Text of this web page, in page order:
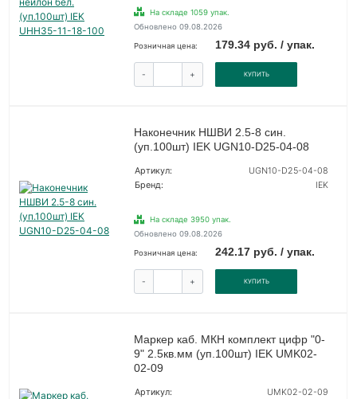
На складе 1059 упак.
Обновлено 09.08.2026
Розничная цена: 179.34 руб. / упак.
- + КУПИТЬ
Наконечник НШВИ 2.5-8 син.
(уп.100шт) IEK UGN10-D25-04-08
Артикул:
UGN10-D25-04-08
Бренд:
IEK
На складе 3950 упак.
Обновлено 09.08.2026
Розничная цена: 242.17 руб. / упак.
- + КУПИТЬ
Маркер каб. МКН комплект цифр "0-
9" 2.5кв.мм (уп.100шт) IEK UMK02-
02-09
Артикул:
UMK02-02-09